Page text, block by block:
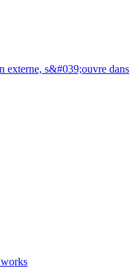
externe, s&#039;ouvre dans